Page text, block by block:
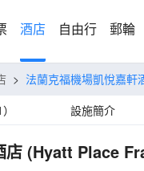
酒店 自由行 郵輪
> 法蘭克福機場凱悅嘉軒
設施簡介
店 (Hyatt Place